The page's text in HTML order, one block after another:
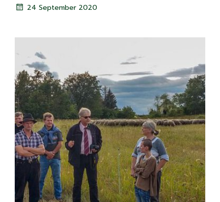
24 September 2020